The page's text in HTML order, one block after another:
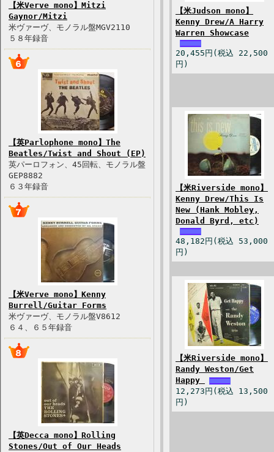
【米Verve mono】Mitzi
Gaynor/Mitzi
米ヴァーヴ、モノラル盤MGV2110
５８年録音
【英Parlophone mono】The
Beatles/Twist and Shout (EP)
英パーロフォン、45回転、モノラル盤
GEP8882
６３年録音
【米Verve mono】Kenny
Burrell/Guitar Forms
米ヴァーヴ、モノラル盤V8612
６４、６５年録音
【英Decca mono】Rolling
Stones/Out of Our Heads
【米Judson mono】
Kenny Drew/A Harry
Warren Showcase
20,455円(税込 22,500
円)
【米Riverside mono】
Kenny Drew/This Is
New (Hank Mobley,
Donald Byrd, etc)
48,182円(税込 53,000
円)
【米Riverside mono】
Randy Weston/Get
Happy
12,273円(税込 13,500
円)